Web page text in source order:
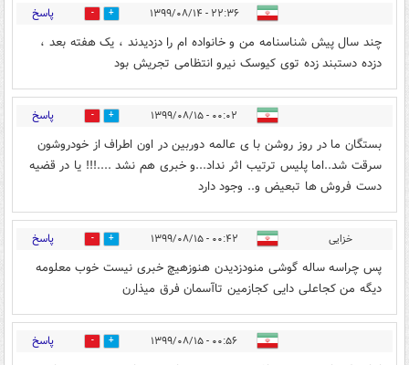
۲۲:۳۶ - ۱۳۹۹/۰۸/۱۴ 1 پاسخ
چند سال پیش شناسنامه من و خانواده ام را دزدیدند ، یک هفته بعد ،
دزده دستبند زده توی کیوسک نیرو انتظامی تجریش بود
۰۰:۰۲ - ۱۳۹۹/۰۸/۱۵ 3 پاسخ
بستگان ما در روز روشن با ی عالمه دوربین در اون اطراف از خودروشون
سرقت شد..اما پلیس ترتیب اثر نداد...و خبری هم نشد ....!!! یا در قضیه
دست فروش ها تبعیض و.. وجود دارد
خزایی ۰۰:۴۲ - ۱۳۹۹/۰۸/۱۵ 2 پاسخ
پس چراسه ساله گوشی منودزدیدن هنوزهیچ خبری نیست خوب معلومه
دیگه من کجاعلی دایی کجازمین تاآسمان فرق میذارن
۰۰:۵۶ - ۱۳۹۹/۰۸/۱۵ 2 پاسخ